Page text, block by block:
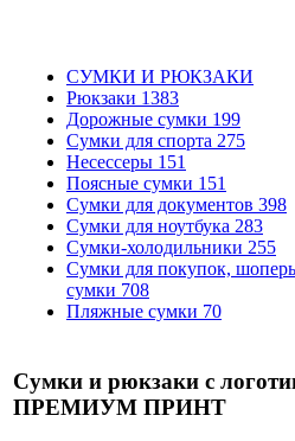
СУМКИ И РЮКЗАКИ
Рюкзаки 1383
Дорожные сумки 199
Сумки для спорта 275
Несессеры 151
Поясные сумки 151
Сумки для документов 398
Сумки для ноутбука 283
Сумки-холодильники 255
Сумки для покупок,
сумки 708
Пляжные сумки 70
Сумки и рюкзаки с
ПРЕМИУМ ПРИНТ